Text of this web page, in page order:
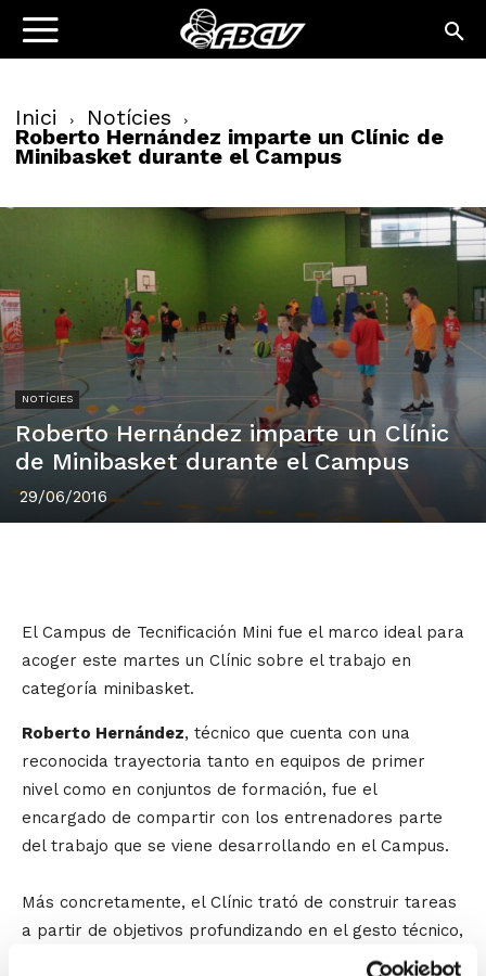
Inici Notícies
Roberto Hernández imparte un Clínic de
Minibasket durante el Campus
NOTÍCIES
Roberto Hernández imparte un Clínic
de Minibasket durante el Campus
29/06/2016
El Campus de Tecnificación Mini fue el marco ideal para
acoger este martes un Clínic sobre el trabajo en
categoría minibasket.
Roberto Hernández, técnico que cuenta con una
reconocida trayectoria tanto en equipos de primer
nivel como en conjuntos de formación, fue el
encargado de compartir con los entrenadores parte
del trabajo que se viene desarrollando en el Campus.
Más concretamente, el Clínic trató de construir tareas
a partir de objetivos profundizando en el gesto técnico,